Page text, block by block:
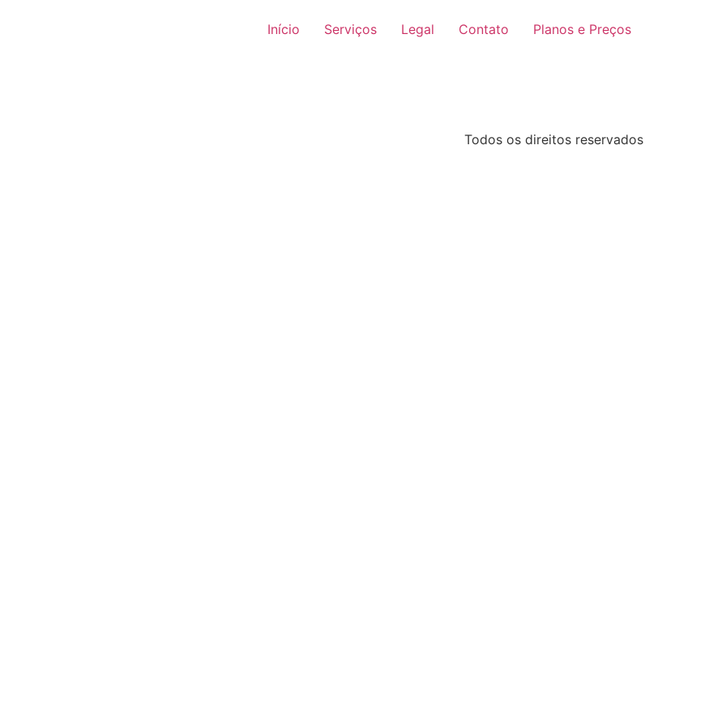
Início Serviços Legal Contato Planos e Preços
Todos os direitos reservados